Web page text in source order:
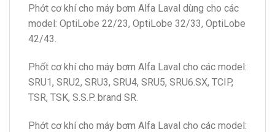
Phớt cơ khí cho máy bơm Alfa Laval dùng cho các
model: OptiLobe 22/23, OptiLobe 32/33, OptiLobe
42/43.
Phốt cơ khí cho máy bơm Alfa Laval cho các model:
SRU1, SRU2, SRU3, SRU4, SRU5, SRU6.SX, TCIP,
TSR, TSK, S.S.P. brand SR.
Phớt cơ khí cho máy bơm Alfa Laval cho các model: